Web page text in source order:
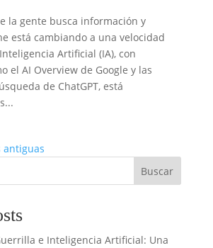
la gente busca información y
está cambiando a una velocidad
Artificial (IA), con
el AI Overview de Google y las
de ChatGPT, está
antiguas
Buscar
e Inteligencia Artificial: Una